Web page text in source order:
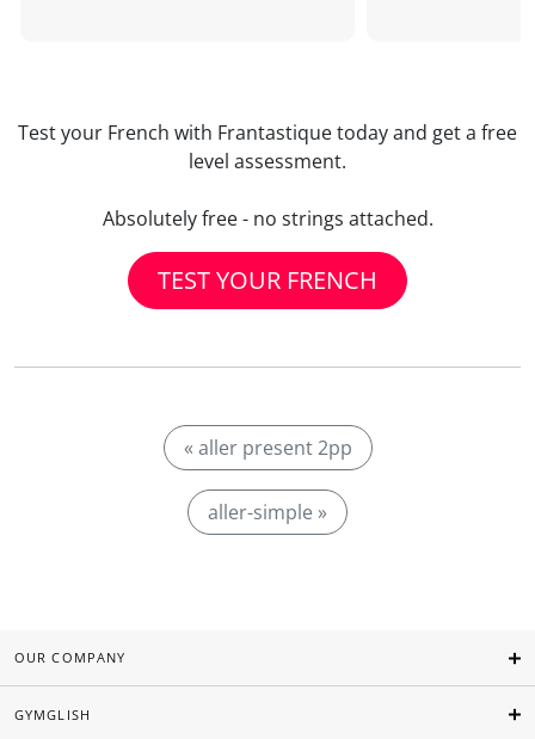
Test your French with Frantastique today and get a free
level assessment.
Absolutely free - no strings attached.
TEST YOUR FRENCH
« aller present 2pp
aller-simple »
OUR COMPANY
GYMGLISH